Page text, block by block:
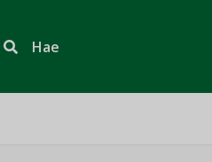
Hae